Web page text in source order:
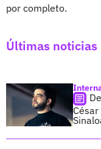
por completo.
Últimas noticias